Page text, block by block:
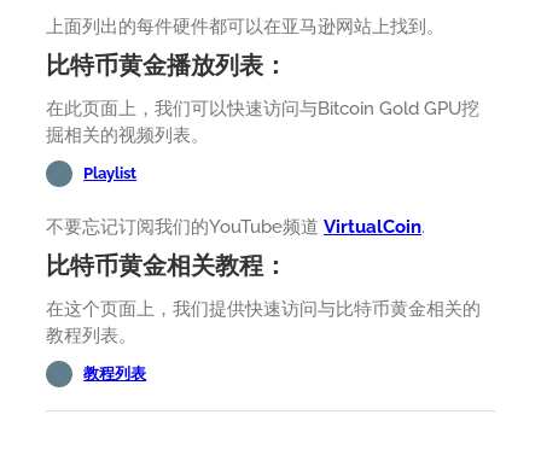
上面列出的每件硬件都可以在亚马逊网站上找到。
比特币黄金播放列表：
在此页面上，我们可以快速访问与Bitcoin Gold GPU挖
掘相关的视频列表。
Playlist
不要忘记订阅我们的YouTube频道 VirtualCoin.
比特币黄金相关教程：
在这个页面上，我们提供快速访问与比特币黄金相关的
教程列表。
教程列表